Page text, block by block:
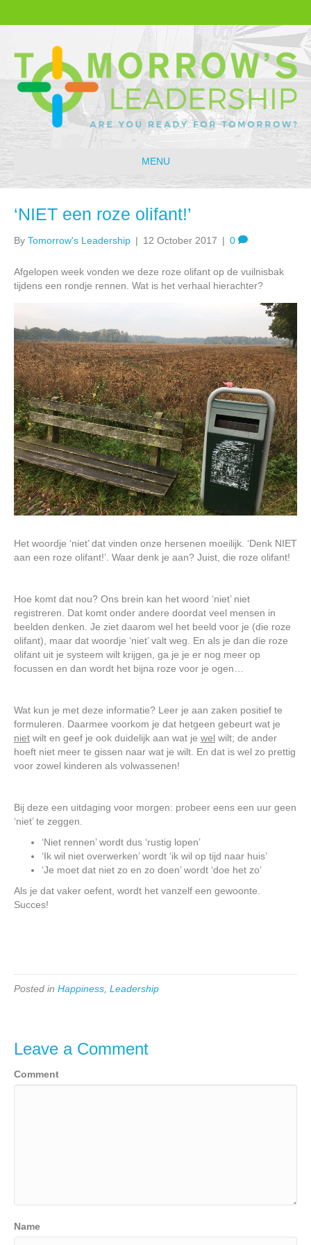
MENU
‘NIET een roze olifant!’
By Tomorrow's Leadership | 12 October 2017 | 0
Afgelopen week vonden we deze roze olifant op de vuilnisbak
tijdens een rondje rennen. Wat is het verhaal hierachter?
Het woordje ‘niet’ dat vinden onze hersenen moeilijk. ‘Denk NIET
aan een roze olifant!’. Waar denk je aan? Juist, die roze olifant!
Hoe komt dat nou? Ons brein kan het woord ‘niet’ niet
registreren. Dat komt onder andere doordat veel mensen in
beelden denken. Je ziet daarom wel het beeld voor je (die roze
olifant), maar dat woordje ‘niet’ valt weg. En als je dan die roze
olifant uit je systeem wilt krijgen, ga je je er nog meer op
focussen en dan wordt het bijna roze voor je ogen…
Wat kun je met deze informatie? Leer je aan zaken positief te
formuleren. Daarmee voorkom je dat hetgeen gebeurt wat je
niet wilt en geef je ook duidelijk aan wat je wel wilt; de ander
hoeft niet meer te gissen naar wat je wilt. En dat is wel zo prettig
voor zowel kinderen als volwassenen!
Bij deze een uitdaging voor morgen: probeer eens een uur geen
‘niet’ te zeggen.
‘Niet rennen’ wordt dus ‘rustig lopen’
‘Ik wil niet overwerken’ wordt ‘ik wil op tijd naar huis’
‘Je moet dat niet zo en zo doen’ wordt ‘doe het zo’
Als je dat vaker oefent, wordt het vanzelf een gewoonte.
Succes!
Posted in Happiness Leadership
Leave a Comment
Comment
Name